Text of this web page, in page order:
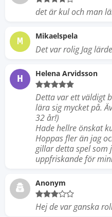
det är kul och man
M Mikaelspela
Det var rolig Jag
H Helena Arvidsson
Detta var ett väldigt
lära sig mycket på.
32 år!)
Hade hellre önskat
Hoppas fler än jag
gillar detta spel som
uppfriskande för
Anonym
Hej de var ganska